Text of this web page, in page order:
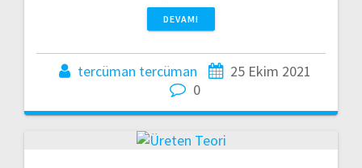
DEVAMI
tercüman tercüman
25 Ekim 2021
0